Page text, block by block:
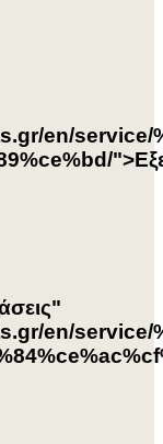
en/service/
en/service/